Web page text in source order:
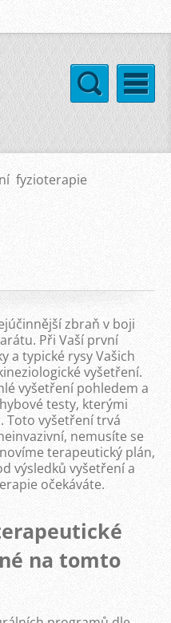
fyzioterapie
zbraň v boji
Při Vaší první
a typické rysy Vašich
vyšetření.
vyšetření pohledem a
testy, kterými
Toto vyšetření trvá
nemusíte se
terapeutický plán,
výsledků vyšetření a
očekáváte.
na tomto